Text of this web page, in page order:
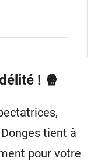
! 🍿
tient à
pour votre